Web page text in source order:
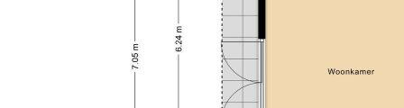
hier met privacy gebruik van kan maken. U kunt
ontspannen in de jacuzzi of uzelf verfrissen onder de
buitendouche op warme dagen. Het aangelegde
tegelterras biedt een mogelijkheid om te dineren of
te genieten van de rust met een bak koffie. De
verschillende terrassen bieden mogelijkheden tot